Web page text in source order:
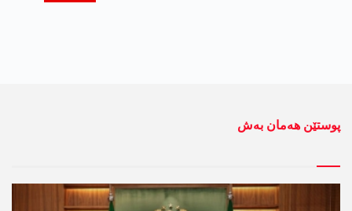
پوستێن ھەمان بەش